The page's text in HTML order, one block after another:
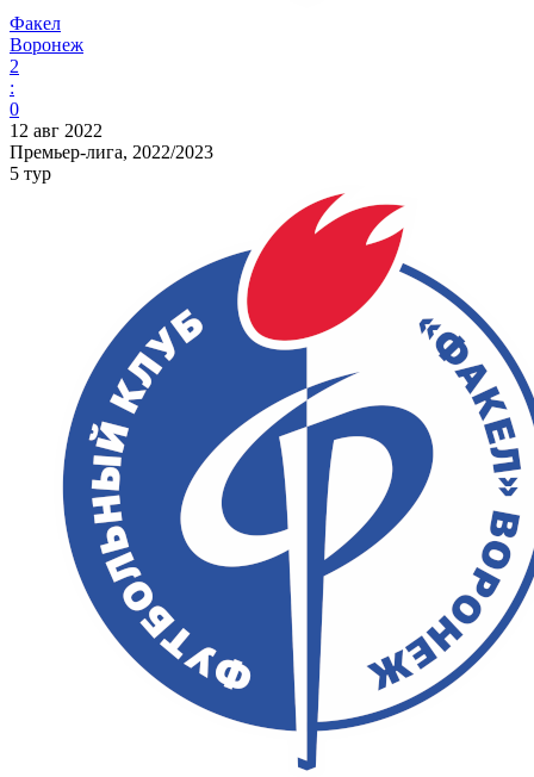
Факел
Воронеж
2
:
0
12 авг 2022
Премьер-лига, 2022/2023
5 тур